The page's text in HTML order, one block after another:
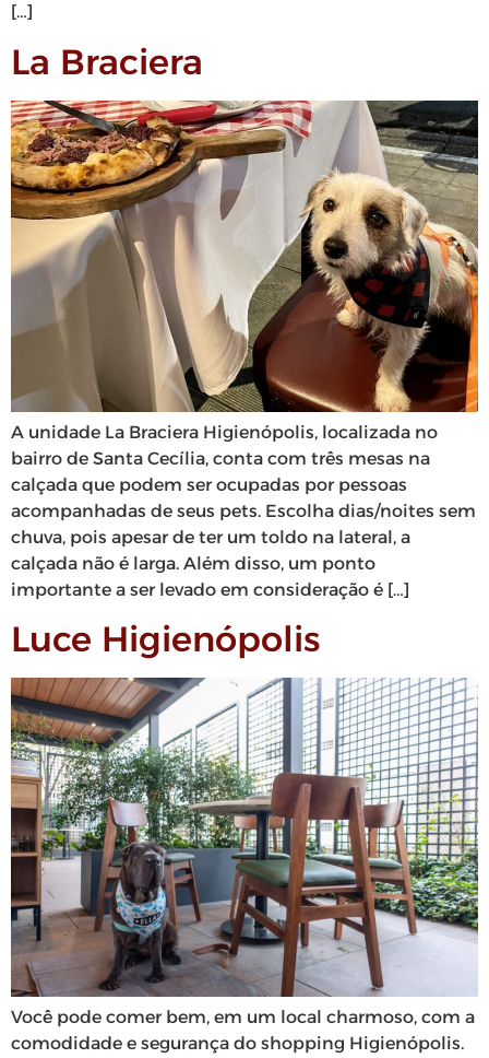
[…]
La Braciera
A unidade La Braciera Higienópolis, localizada no
bairro de Santa Cecília, conta com três mesas na
calçada que podem ser ocupadas por pessoas
acompanhadas de seus pets. Escolha dias/noites sem
chuva, pois apesar de ter um toldo na lateral, a
calçada não é larga. Além disso, um ponto
importante a ser levado em consideração é […]
Luce Higienópolis
Você pode comer bem, em um local charmoso, com a
comodidade e segurança do shopping Higienópolis.